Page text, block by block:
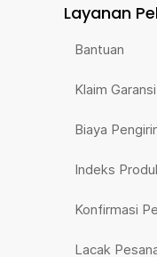
Layanan
Bantuan
Klaim
Biaya
Indeks
Konfirmasi
Lacak